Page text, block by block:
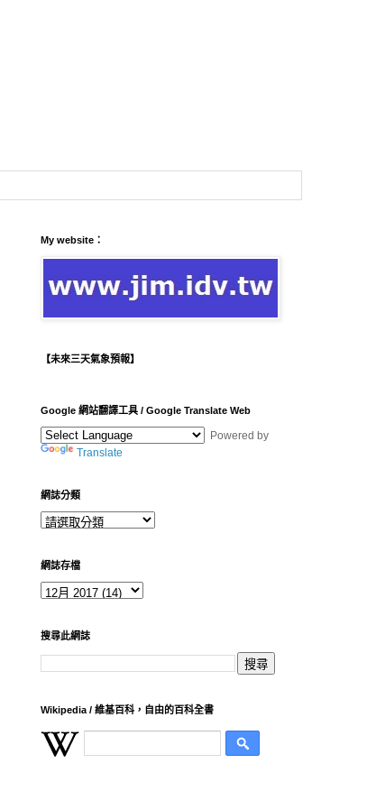
My website：
【未來三天氣象預報】
Google 網站翻譯工具 / Google Translate Web
Powered by
Translate
網誌分類
網誌存檔
搜尋此網誌
Wikipedia / 維基百科，自由的百科全書